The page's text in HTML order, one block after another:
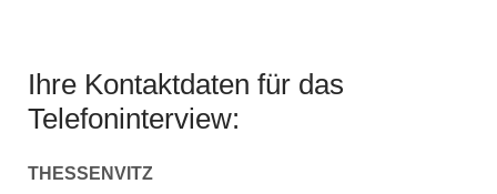
Ihre Kontaktdaten für das
Telefoninterview:
THESSENVITZ